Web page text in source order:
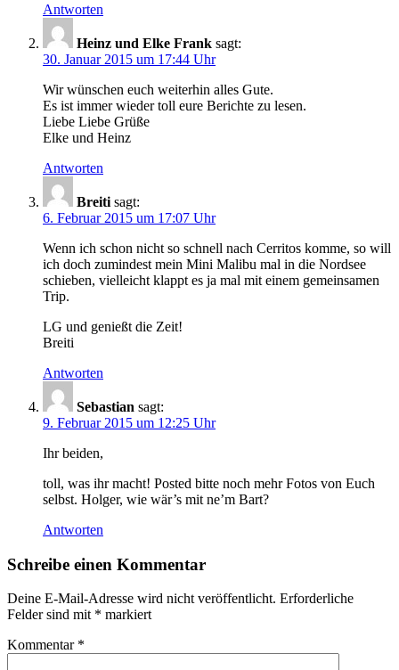
Antworten
Heinz und Elke Frank sagt:
30. Januar 2015 um 17:44 Uhr
Wir wünschen euch weiterhin alles Gute.
Es ist immer wieder toll eure Berichte zu lesen.
Liebe Liebe Grüße
Elke und Heinz
Antworten
Breiti sagt:
6. Februar 2015 um 17:07 Uhr
Wenn ich schon nicht so schnell nach Cerritos komme, so will
ich doch zumindest mein Mini Malibu mal in die Nordsee
schieben, vielleicht klappt es ja mal mit einem gemeinsamen
Trip.
LG und genießt die Zeit!
Breiti
Antworten
Sebastian sagt:
9. Februar 2015 um 12:25 Uhr
Ihr beiden,
toll, was ihr macht! Posted bitte noch mehr Fotos von Euch
selbst. Holger, wie wär’s mit ne’m Bart?
Antworten
Schreibe einen Kommentar
Deine E-Mail-Adresse wird nicht veröffentlicht. Erforderliche
Felder sind mit * markiert
Kommentar *